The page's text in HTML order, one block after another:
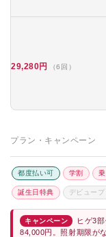
29,280円 （6回）
プラン・キャンペーン
都度払い可 学割
誕生日特典 デビュープ
キャンペーン
ヒゲ3
84,000円。照射期限が